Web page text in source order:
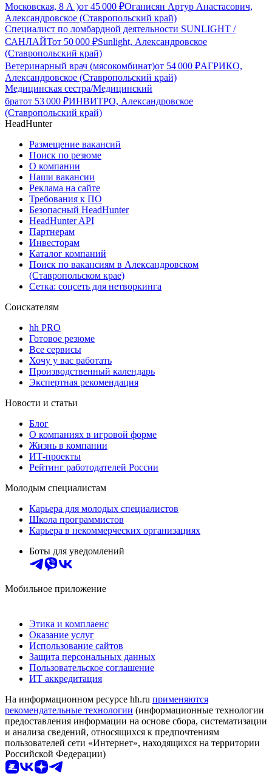
Московская, 8 А )от 45 000 ₽Оганисян Артур Анастасович,
Александровское (Ставропольский край)
Специалист по ломбардной деятельности SUNLIGHT /
САНЛАЙТот 50 000 ₽Sunlight, Александровское
(Ставропольский край)
Ветеринарный врач (мясокомбинат)от 54 000 ₽АГРИКО,
Александровское (Ставропольский край)
Медицинская сестра/Медицинский
братот 53 000 ₽ИНВИТРО, Александровское
(Ставропольский край)
HeadHunter
Размещение вакансий
Поиск по резюме
О компании
Наши вакансии
Реклама на сайте
Требования к ПО
Безопасный HeadHunter
HeadHunter API
Партнерам
Инвесторам
Каталог компаний
Поиск по вакансиям в Александровском
(Ставропольском крае)
Сетка: соцсеть для нетворкинга
Соискателям
hh PRO
Готовое резюме
Все сервисы
Хочу у вас работать
Производственный календарь
Экспертная рекомендация
Новости и статьи
Блог
О компаниях в игровой форме
Жизнь в компании
ИТ-проекты
Рейтинг работодателей России
Молодым специалистам
Карьера для молодых специалистов
Школа программистов
Карьера в некоммерческих организациях
Боты для уведомлений
Мобильное приложение
Этика и комплаенс
Оказание услуг
Использование сайтов
Защита персональных данных
Пользовательское соглашение
ИТ аккредитация
На информационном ресурсе hh.ru применяются
рекомендательные технологии (информационные технологии
предоставления информации на основе сбора, систематизации
и анализа сведений, относящихся к предпочтениям
пользователей сети «Интернет», находящихся на территории
Российской Федерации)